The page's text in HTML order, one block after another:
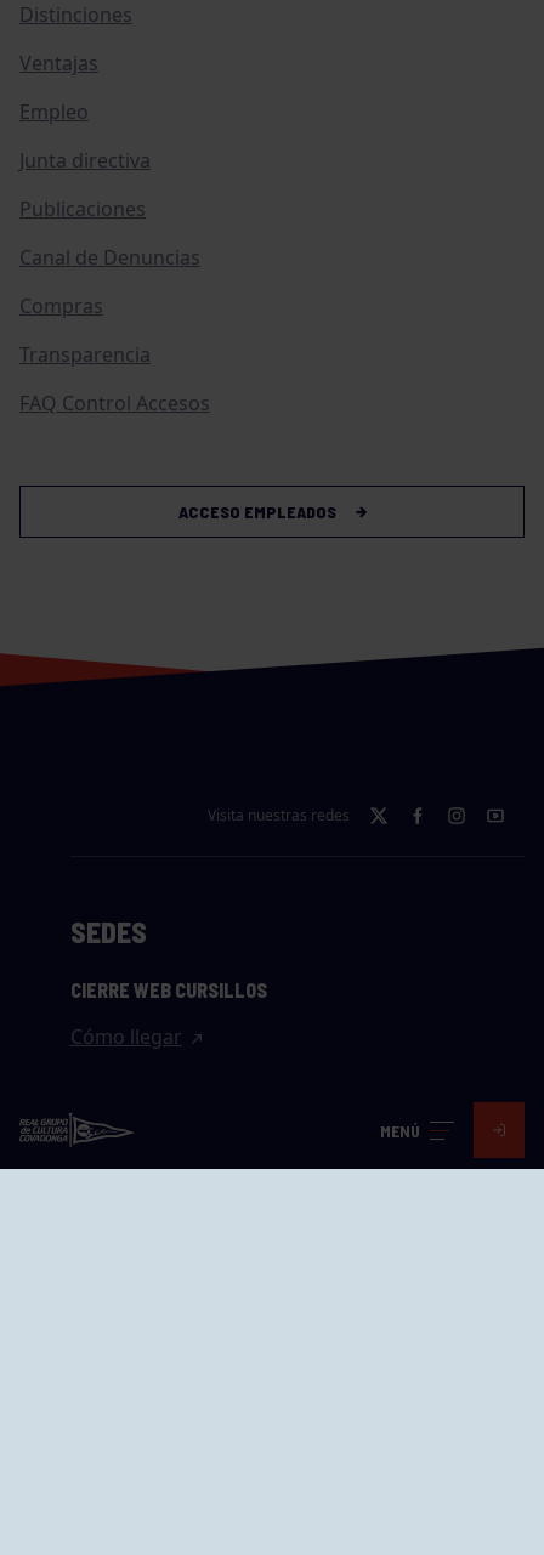
MENÚ
Distinciones
Ventajas
Empleo
Junta directiva
Publicaciones
Canal de Denuncias
Compras
Transparencia
FAQ Control Accesos
ACCESO EMPLEADOS
Visita nuestras redes
SEDES
CIERRE WEB CURSILLOS
Cómo llegar
Avd. Jesús Revuelta, 2 33204
Gijón - Asturias